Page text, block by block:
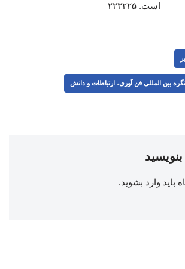
است. ۲۲۳۲۲۵
بین المللی فن آوری، ارتباطات و دانش
باید وارد بشوید.